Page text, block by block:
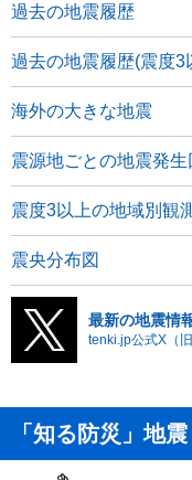
過去の地震履歴
過去の地震履歴(震度3
海外の大きな地震
震源地ごとの地震発生
震度3以上の地域別観
震央分布図
最新の地震情
tenki.jp公式X（
「知る防災」地震